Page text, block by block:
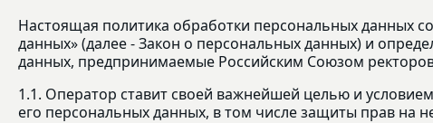
Настоящая политика обработки персональных данных
данных» (далее - Закон о персональных данных) и
данных, предпринимаемые Российским Союзом
1.1. Оператор ставит своей важнейшей целью и
его персональных данных, в том числе защиты прав на